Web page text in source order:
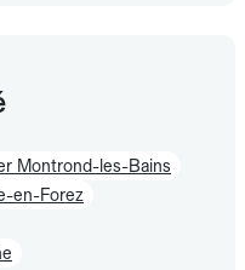
Montrond-les-Bains
en-Forez